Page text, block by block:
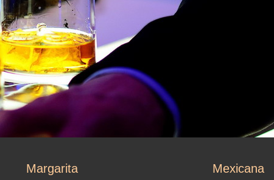
Margarita Mexicana